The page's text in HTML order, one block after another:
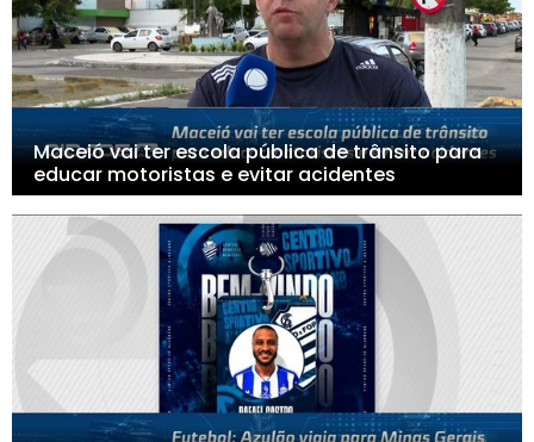
Maceió vai ter escola pública de trânsito para
educar motoristas e evitar acidentes